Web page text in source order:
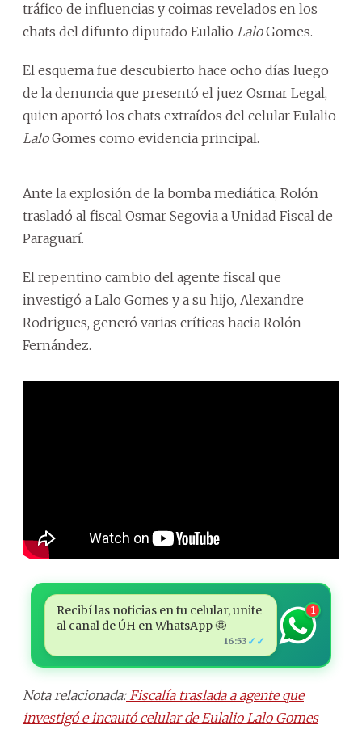
tráfico de influencias y coimas revelados en los
chats del difunto diputado Eulalio LaloGomes.
El esquema fue descubierto hace ocho días luego
de la denuncia que presentó el juez Osmar Legal,
quien aportó los chats extraídos del celular Eulalio
LaloGomes como evidencia principal.
Ante la explosión de la bomba mediática, Rolón
trasladó al fiscal Osmar Segovia a Unidad Fiscal de
Paraguarí.
El repentino cambio del agente fiscal que
investigó a Lalo Gomes y a su hijo, Alexandre
Rodrigues, generó varias críticas hacia Rolón
Fernández.
Recibí las noticias en tu celular, unite
al canal de ÚH en WhatsApp 🤩
16:53 ✓✓
1
Nota relacionada:Fiscalía traslada a agente que
investigó e incautó celular de Eulalio Lalo Gomes